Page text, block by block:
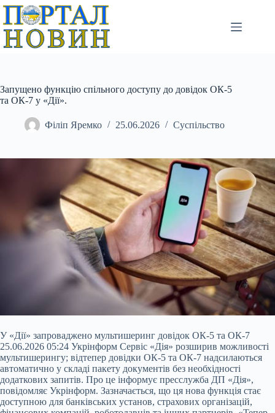
Перейти
вмісту
Запущено функцію спільного доступу до довідок ОК-5
та ОК-7 у «Дії».
Філіп Яремко 25.06.2026 Суспільство
У «Дії» запроваджено мультишеринг довідок ОК-5 та ОК-7
25.06.2026 05:24 Укрінформ Сервіс «Дія» розширив можливості
мультишерингу; відтепер довідки ОК-5 та ОК-7 надсилаються
автоматично у складі пакету документів без необхідності
додаткових запитів. Про це інформує пресслужба ДП «Дія»,
повідомляє Укрінформ. Зазначається, що ця нова функція стає
доступною для банківських установ, страхових організацій,